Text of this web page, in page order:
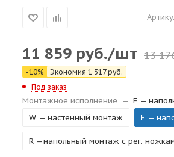
11 859 руб./шт 13
-10% Экономия 1 317руб.
Под заказ
Монтажное исполнение — F —
W — настенный монтаж
F —
R —напольный монтаж с рег.